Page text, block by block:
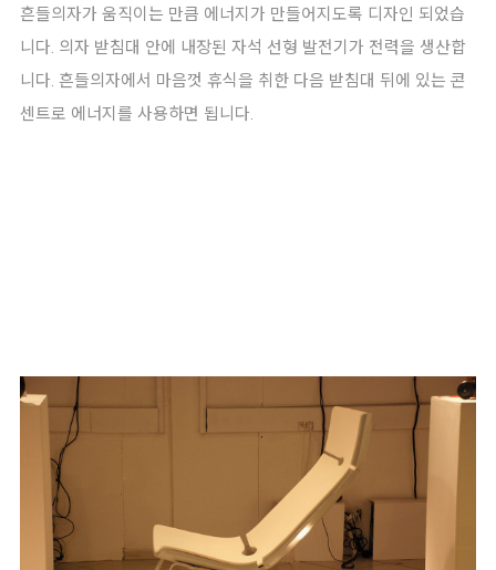
흔들의자가 움직이는 만큼 에너지가 만들어지도록 디자인 되었습
니다. 의자 받침대 안에 내장된 자석 선형 발전기가 전력을 생산합
니다. 흔들의자에서 마음껏 휴식을 취한 다음 받침대 뒤에 있는 콘
센트로 에너지를 사용하면 됩니다.